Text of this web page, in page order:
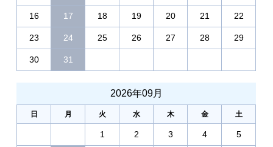
16 17 18 19 20 21 22
23 24 25 26 27 28 29
30 31
2026年09月
日 月 火 水 木 金 土
1 2 3 4 5